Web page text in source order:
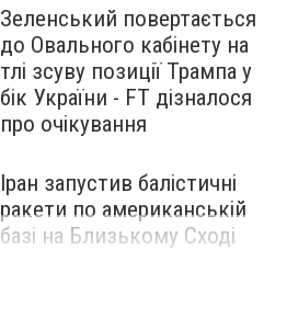
Зеленський повертається
до Овального кабінету на
тлі зсуву позиції Трампа у
бік України - FT дізналося
про очікування
Іран запустив балістичні
ракети по американській
базі на Близькому Сході